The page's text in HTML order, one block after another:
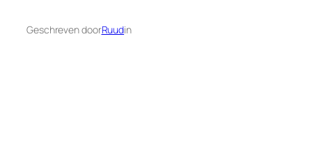
Geschreven doorRuudin